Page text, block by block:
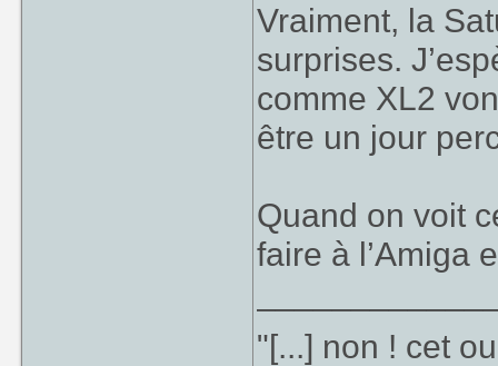
Vraiment, la
surprises.
comme XL2
être un jour
Quand on voit
faire à l’Amiga
"[...] non ! cet